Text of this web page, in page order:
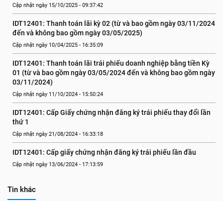
Cập nhật ngày 15/10/2025 - 09:37:42
IDT12401: Thanh toán lãi kỳ 02 (từ và bao gồm ngày 03/11/2024
đến và không bao gồm ngày 03/05/2025)
Cập nhật ngày 10/04/2025 - 16:35:09
IDT12401: Thanh toán lãi trái phiếu doanh nghiệp bằng tiền Kỳ
01 (từ và bao gồm ngày 03/05/2024 đến và không bao gồm ngày
03/11/2024)
Cập nhật ngày 11/10/2024 - 15:50:24
IDT12401: Cấp Giấy chứng nhận đăng ký trái phiếu thay đổi lần
thứ 1
Cập nhật ngày 21/08/2024 - 16:33:18
IDT12401: Cấp giấy chứng nhận đăng ký trái phiếu lần đầu
Cập nhật ngày 13/06/2024 - 17:13:59
Tin khác